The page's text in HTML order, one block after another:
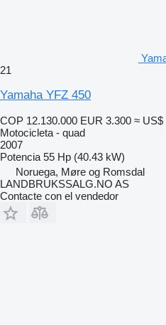
21
Yamaha YFZ 450
COP 12.130.000 EUR 3.300 ≈ US$
Motocicleta - quad
2007
Potencia 55 Hp (40.43 kW)
Noruega, Møre og Romsdal
LANDBRUKSSALG.NO AS
Contacte con el vendedor